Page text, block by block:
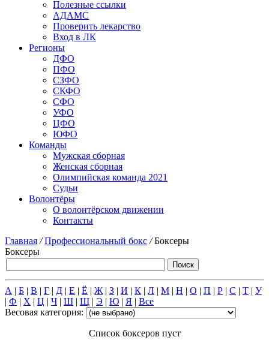
Полезные ссылки
АДАМС
Проверить лекарство
Вход в ЛК
Регионы
ДФО
ПФО
СЗФО
СКФО
СФО
УФО
ЦФО
ЮФО
Команды
Мужская сборная
Женская сборная
Олимпийская команда 2021
Судьи
Волонтёры
О волонтёрском движении
Контакты
Главная / Профессиональный бокс /Боксеры
Боксеры
А | Б | В | Г | Д | Е | Ё | Ж | З | И | К | Л | М | Н | О | П | Р | С | Т | У
| Ф | Х | Ц | Ч | Ш | Щ | Э | Ю | Я | Все
Весовая категория:
Список боксеров пуст